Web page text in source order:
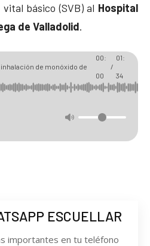
básico (SVB) al Hospital
de Valladolid.
de monóxido de
00:
00
/
01:
34
ESCUELLAR
importantes en tu teléfono